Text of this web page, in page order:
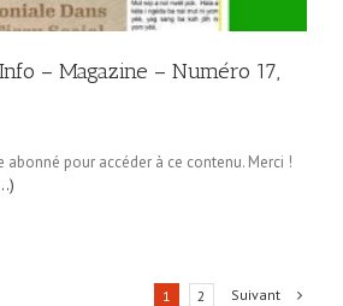
– Magazine – Numéro 17,
abonné pour accéder à ce contenu. Merci !
1 2 Suivant